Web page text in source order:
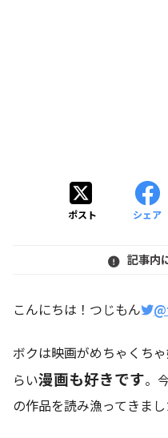
ポスト シェア
記事内
こんにちは！つじもん
ボクは映画がめちゃくち
らい漫画も好きです。
の作品を読み漁ってきまし